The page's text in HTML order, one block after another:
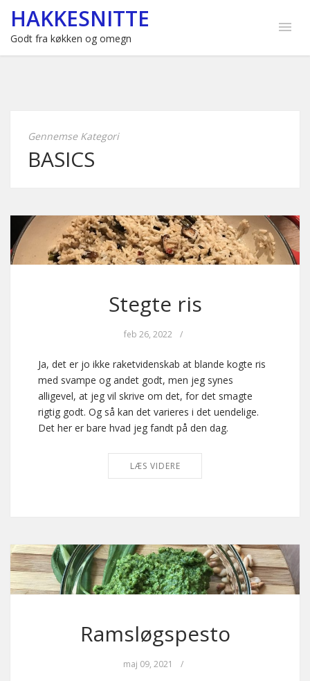
HAKKESNITTE
Godt fra køkken og omegn
Gennemse Kategori
BASICS
Stegte ris
feb 26, 2022 /
Ja, det er jo ikke raketvidenskab at blande kogte ris
med svampe og andet godt, men jeg synes
alligevel, at jeg vil skrive om det, for det smagte
rigtig godt. Og så kan det varieres i det uendelige.
Det her er bare hvad jeg fandt på den dag.
LÆS VIDERE
Ramsløgspesto
maj 09, 2021 /